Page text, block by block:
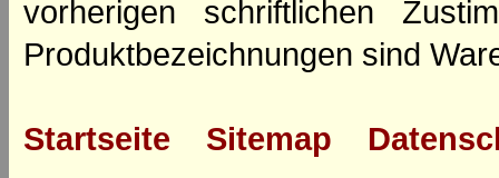
vorherigen schriftlichen
Produktbezeichnungen sind
Startseite Sitemap